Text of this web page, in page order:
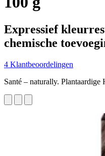
Expressief
chemische
4 Klantbeoordelingen
Santé – naturally.